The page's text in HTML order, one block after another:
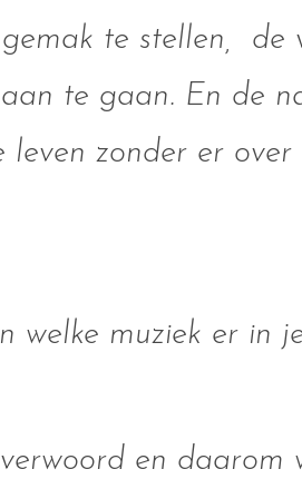
te stellen, de
te gaan. En de
zonder er over
welke muziek er in
en